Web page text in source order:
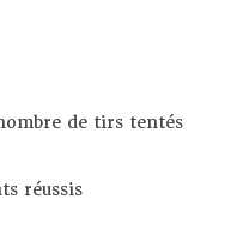
de tirs tentés
réussis